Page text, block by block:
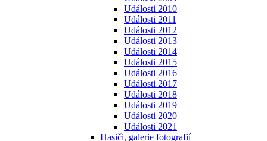
Události 2010
Události 2011
Události 2012
Události 2013
Události 2014
Události 2015
Události 2016
Události 2017
Události 2018
Události 2019
Události 2020
Události 2021
Hasiči, galerie fotografií